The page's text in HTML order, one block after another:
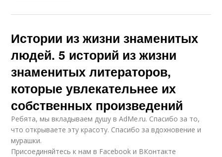
Истории из жизни знаменитых
людей. 5 историй из жизни
знаменитых литераторов,
которые увлекательнее их
собственных произведений
Ребята, мы вкладываем душу в AdMe.ru. Cпасибо за то,
что открываете эту красоту. Спасибо за вдохновение и
мурашки.
Присоединяйтесь к нам в Facebook и ВКонтакте